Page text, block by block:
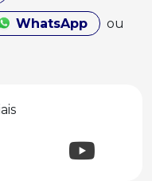
WhatsApp
ou